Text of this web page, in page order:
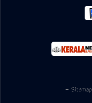
- Sitemap